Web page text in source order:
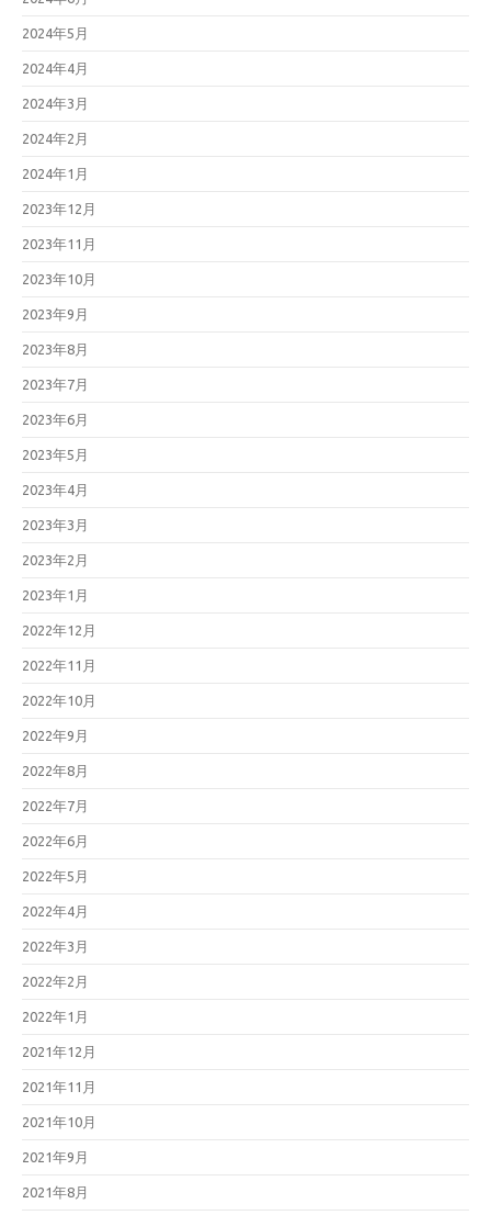
2024年5月
2024年4月
2024年3月
2024年2月
2024年1月
2023年12月
2023年11月
2023年10月
2023年9月
2023年8月
2023年7月
2023年6月
2023年5月
2023年4月
2023年3月
2023年2月
2023年1月
2022年12月
2022年11月
2022年10月
2022年9月
2022年8月
2022年7月
2022年6月
2022年5月
2022年4月
2022年3月
2022年2月
2022年1月
2021年12月
2021年11月
2021年10月
2021年9月
2021年8月